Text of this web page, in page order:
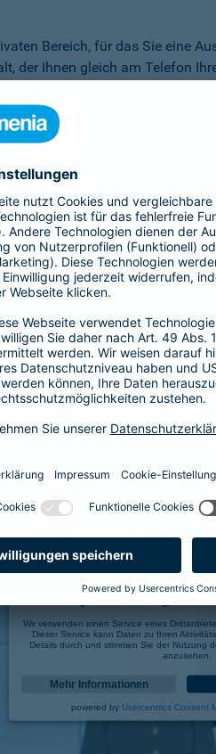
Bereich, für das Sie eine
der Ihnen gleich am Telefon
erklärt
Der Gesamtverband der
in Leichter Sprache zu
hier.
Wir verwenden einen Service eines
Dieser Service kann Daten zu Ihren
Details durch und stimmen Sie der Nutzung
anzusehen.
Mehr Informationen
powered by Usercentrics Consent